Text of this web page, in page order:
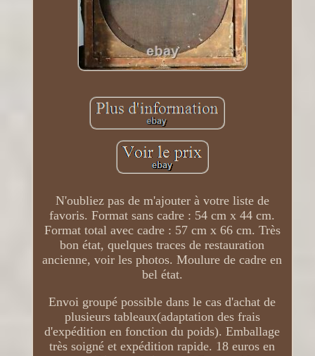
N'oubliez pas de m'ajouter à votre liste de
favoris. Format sans cadre : 54 cm x 44 cm.
Format total avec cadre : 57 cm x 66 cm. Très
bon état, quelques traces de restauration
ancienne, voir les photos. Moulure de cadre en
bel état.
Envoi groupé possible dans le cas d'achat de
plusieurs tableaux(adaptation des frais
d'expédition en fonction du poids). Emballage
très soigné et expédition rapide. 18 euros en